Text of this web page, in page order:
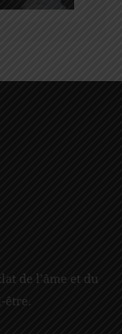
de l’âme et du